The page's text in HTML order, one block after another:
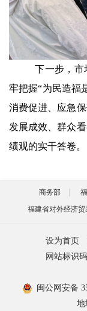
下一步，市
牢把握“为民造福
消费促进、应急
发展成效、群众
绩观的实干答卷。
商务部
福建省对外经济贸
设为首页
网站标识
闽公网安备
地